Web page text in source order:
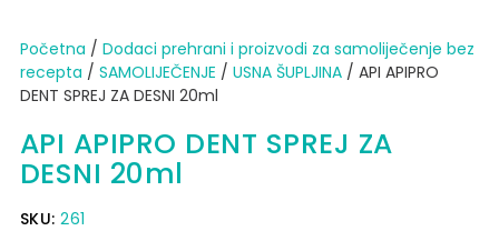
Početna / Dodaci prehrani i proizvodi za samoliječenje bez
recepta / SAMOLIJEČENJE / USNA ŠUPLJINA/ API APIPRO
DENT SPREJ ZA DESNI 20ml
API APIPRO DENT SPREJ ZA
DESNI 20ml
SKU:261